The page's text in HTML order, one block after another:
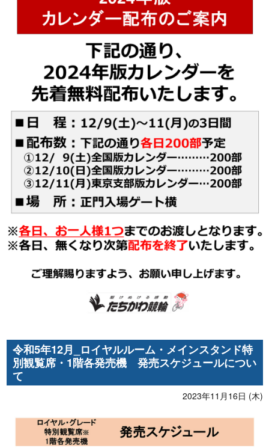
令和5年12月_ロイヤルルーム・メインスタンド特
別観覧席・1階各発売機 発売スケジュールについ
て
2023年11月16日 (木)